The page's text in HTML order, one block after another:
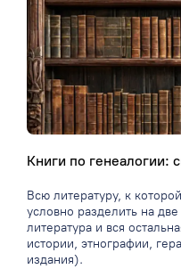
Книги по генеалогии:
Всю литературу, к
условно разделить на
литература и вся
истории, этнографии,
издания).